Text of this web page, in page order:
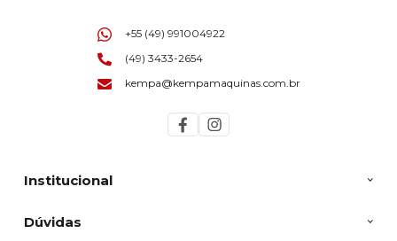
Institucional
Dúvidas
+55 (49) 991004922
(49) 3433-2654
kempa@kempamaquinas.com.br